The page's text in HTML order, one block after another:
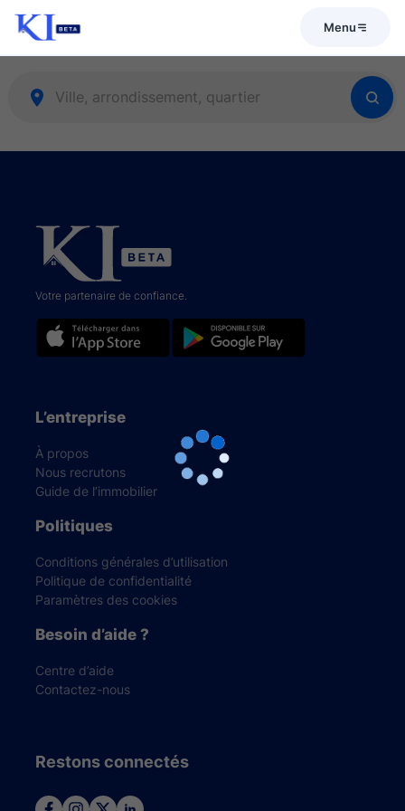
Menu
Votre partenaire de confiance.
L’entreprise
À propos
Nous recrutons
Guide de l’immobilier
Politiques
Conditions générales d’utilisation
Politique de confidentialité
Paramètres des cookies
Besoin d’aide ?
Centre d’aide
Contactez-nous
Restons connectés